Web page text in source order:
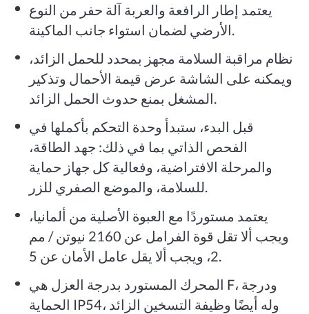
يعتمد إطار الرافعة والعربة آلة حفر من النوع
الأرضي لضمان استواء جانب الماكينة.
نظام مراقبة السلامة مجهز بمحدد للحمل الزائد،
ويمكنه على الشاشة عرض قيمة الأحمال وتذكير
المشغل بمنع حدوث الحمل الزائد.
قبل البدء، ستبدأ وحدة التحكم بأكملها في
الفحص الذاتي بما في ذلك: جهد الطاقة،
والمرحلة الافتراضية، وفعالية كل جهاز حماية
للسلامة، والموضع الصفري للزر.
يعتمد مستوردًا مع العبوة الأصلية من ألمانيا،
ويجب ألا تقل قوة الفرامل عن 2160 نيوتن / مم
2، ويجب ألا يقل عامل الأمان عن 5.
المحرك المستورد بدرجة العزل هي F، ودرجة
الحماية IP54، وله أيضًا وظيفة التسخين الزائد